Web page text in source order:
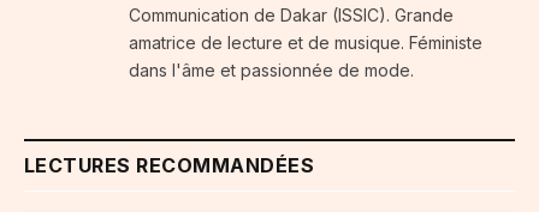
Communication de Dakar (ISSIC). Grande
amatrice de lecture et de musique. Féministe
dans l'âme et passionnée de mode.
LECTURES RECOMMANDÉES